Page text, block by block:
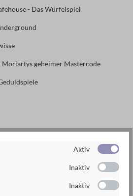
- Das Würfelspiel
Moriartys geheimer Mastercode
Aktiv
Inaktiv
Inaktiv